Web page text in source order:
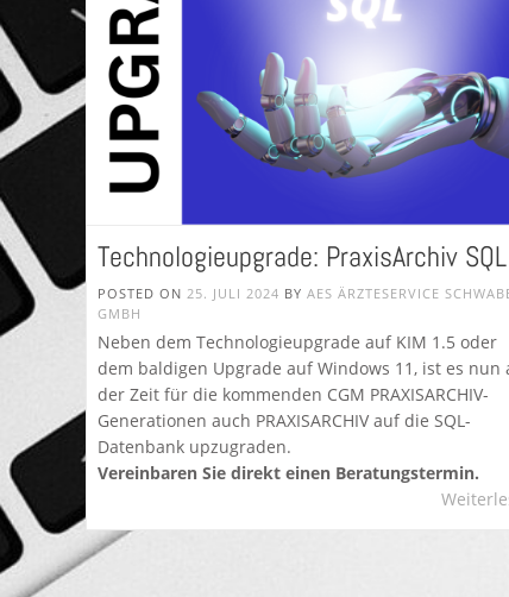
Technologieupgrade: PraxisArchiv SQL
POSTED ON 25. JULI 2024 BY AES ÄRZTESERVICE
GMBH
Neben dem Technologieupgrade auf KIM 1.5 oder
dem baldigen Upgrade auf Windows 11, ist es nun
der Zeit für die kommenden CGM PRAXISARCHIV-
Generationen auch PRAXISARCHIV auf die SQL-
Datenbank upzugraden.
Vereinbaren Sie direkt einen Beratungstermin.